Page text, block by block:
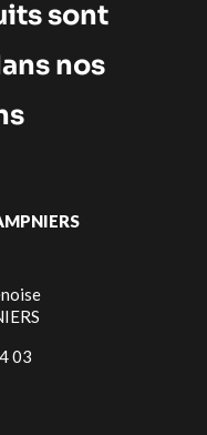
sont
nos
03